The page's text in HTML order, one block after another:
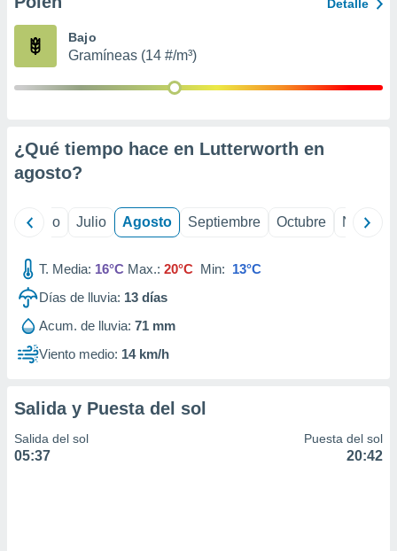
publicidad
1199
Detalle
Bajo
Gramíneas (14 #/m³)
¿Qué tiempo hace en Lutterworth en
agosto?
Junio Julio Agosto Septiembre Octubre
T. Media: 16°C Max.: 20°C Min: 13°C
Días de lluvia: 13 días
Acum. de lluvia: 71 mm
Viento medio: 14 km/h
Salida y Puesta del sol
Salida del sol
05:37
Puesta del sol
20:42